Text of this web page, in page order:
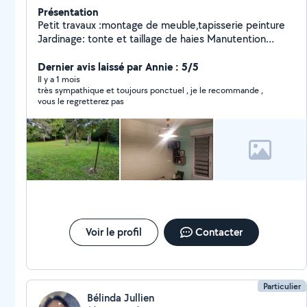
Présentation
Petit travaux :montage de meuble,tapisserie peinture
Jardinage: tonte et taillage de haies Manutention
Dernier avis laissé par Annie : 5/5
Il y a 1 mois
très sympathique et toujours ponctuel , je le recommande ,
vous le regretterez pas
Voir le profil Contacter
Particulier
Bélinda Jullien